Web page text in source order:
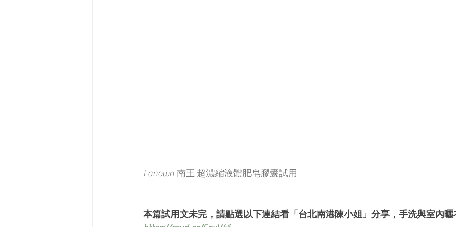
Lanown 南王 超濃縮液體肥皂膠囊試用
本篇試用文未完，請點選以下連結看「台北南港陳小姐」分享，手洗與室內曬